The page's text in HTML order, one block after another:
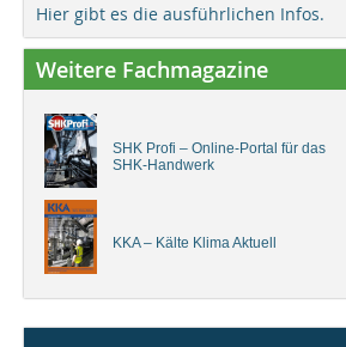
Hier gibt es die ausführlichen Infos.
Weitere Fachmagazine
SHK Profi – Online-Portal für das
SHK-Handwerk
KKA – Kälte Klima Aktuell